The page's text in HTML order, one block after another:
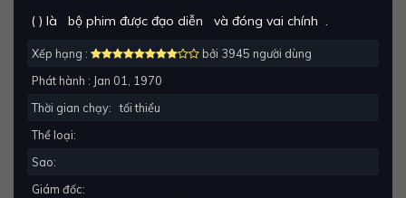
( ) là bộ phim được đạo diễn và đóng vai chính .
Xếp hạng :
bởi 3945 người dùng
Phát hành : Jan 01, 1970
Thời gian chạy: tối thiểu
Thể loại:
Sao:
Giám đốc: